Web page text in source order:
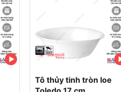
Tô thủy tinh tròn loe